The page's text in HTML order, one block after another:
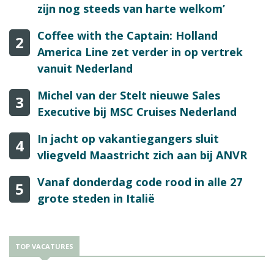
zijn nog steeds van harte welkom’
2
Coffee with the Captain: Holland
America Line zet verder in op vertrek
vanuit Nederland
3
Michel van der Stelt nieuwe Sales
Executive bij MSC Cruises Nederland
4
In jacht op vakantiegangers sluit
vliegveld Maastricht zich aan bij ANVR
5
Vanaf donderdag code rood in alle 27
grote steden in Italië
TOP VACATURES